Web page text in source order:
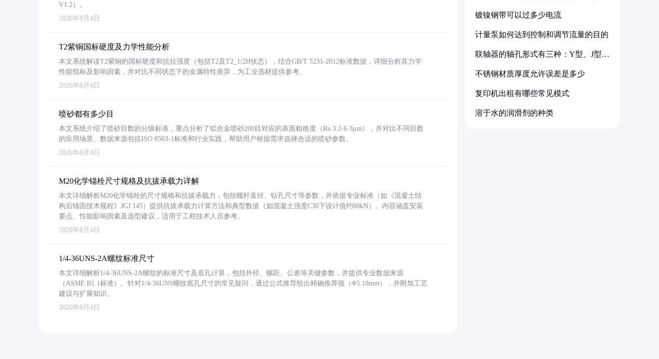
V1.2）。
2026年8月4日
T2紫铜国标硬度及力学性能分析
本文系统解读T2紫铜的国标硬度和抗拉强度（包括T2及T2_1/2H状态），结合GB/T 5231-2012标准数据，详细分析其力学
性能指标及影响因素，并对比不同状态下的金属特性差异，为工业选材提供参考。
2026年8月4日
喷砂都有多少目
本文系统介绍了喷砂目数的分级标准，重点分析了铝合金喷砂200目对应的表面粗糙度（Ra 3.2-6.3μm），并对比不同目数
的应用场景。数据来源包括ISO 8503-1标准和行业实践，帮助用户根据需求选择合适的喷砂参数。
2026年8月4日
M20化学锚栓尺寸规格及抗拔承载力详解
本文详细解析M20化学锚栓的尺寸规格和抗拔承载力，包括螺杆直径、钻孔尺寸等参数，并依据专业标准（如《混凝土结
构后锚固技术规程》JGJ 145）提供抗拔承载力计算方法和典型数值（如混凝土强度C30下设计值约80kN）。内容涵盖安装
要点、性能影响因素及选型建议，适用于工程技术人员参考。
2026年8月4日
1/4-36UNS-2A螺纹标准尺寸
本文详细解析1/4-36UNS-2A螺纹的标准尺寸及底孔计算，包括外径、螺距、公差等关键参数，并提供专业数据来源
（ASME B1.1标准）。针对1/4-36UNS螺纹底孔尺寸的常见疑问，通过公式推导给出精确推荐值（Φ5.18mm），并附加工艺
建议与扩展知识。
2026年8月4日
镀镍钢带可以过多少电流
计量泵如何达到控制和调节流量的目的
联轴器的轴孔形式有三种：Y型、J型、
不锈钢材质厚度允许误差是多少
复印机出租有哪些常见模式
溶于水的润滑剂的种类